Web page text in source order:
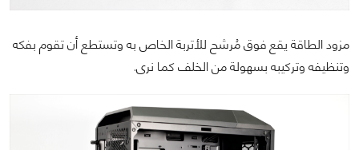
مزود الطاقة يقع فوق مُرشح للأتربة الخاص به وتستطع أن تقوم بفكه
وتنظيفه وتركيبه بسهولة من الخلف كما نرى.